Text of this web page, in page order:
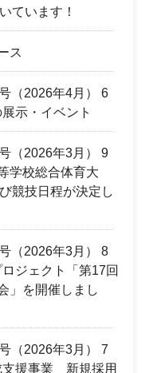
ています！
ス
（2026年4月） 6
示・イベント
（2026年3月） 9
学校総合体育大
競技日程が決定し
（2026年3月） 8
ジェクト「第17回
」を開催しまし
（2026年3月） 7
支援事業 新規採用